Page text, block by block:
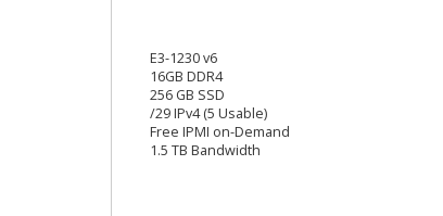
E3-1230 v6
16GB DDR4
256 GB SSD
/29 IPv4 (5 Usable)
Free IPMI on-Demand
1.5 TB Bandwidth